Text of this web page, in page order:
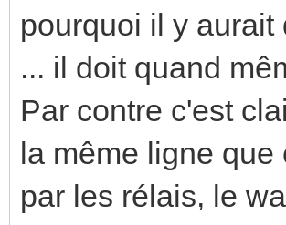
pourquoi il y
... il doit quand
Par contre c'est
la même ligne
par les rélais, le